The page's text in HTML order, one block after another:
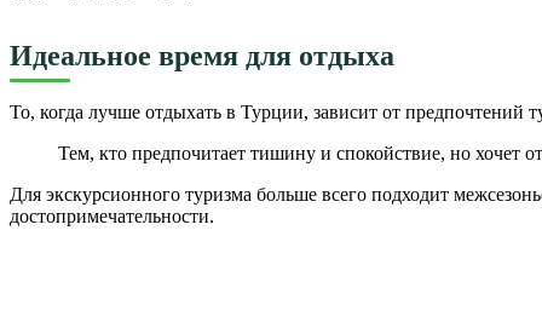
Идеальное время для отдыха
То, когда лучше отдыхать в Турции, зависит от
Тем, кто предпочитает тишину и спокойствие, но хочет
Для экскурсионного туризма больше всего подходит
достопримечательности.